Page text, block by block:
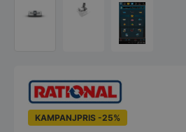
KAMPANJPRIS -25%